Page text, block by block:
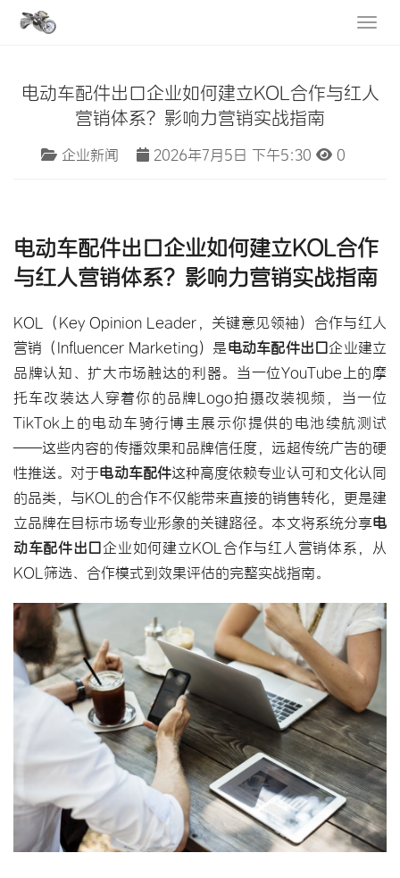
电动车配件出口企业如何建立KOL合作与红人
营销体系？影响力营销实战指南
企业新闻 2026年7月5日 下午5:30 0
电动车配件出口企业如何建立KOL合作
与红人营销体系？ 影响力营销实战指南
KOL（Key Opinion Leader，关键意见领袖）合作与红人
营销（Influencer Marketing）是电动车配件出口企业建立
品牌认知、扩大市场触达的利器。当一位YouTube上的摩
托车改装达人穿着你的品牌Logo拍摄改装视频，当一位
TikTok上的电动车骑行博主展示你提供的电池续航测试
——这些内容的传播效果和品牌信任度，远超传统广告的硬
性推送。对于电动车配件这种高度依赖专业认可和文化认同
的品类，与KOL的合作不仅能带来直接的销售转化，更是建
立品牌在目标市场专业形象的关键路径。本文将系统分享电
动车配件出口企业如何建立KOL合作与红人营销体系，从
KOL筛选、合作模式到效果评估的完整实战指南。